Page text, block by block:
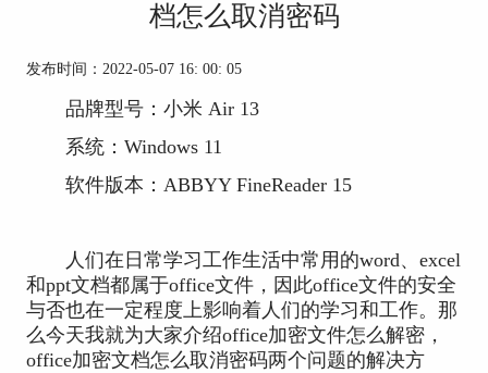
档怎么取消密码
发布时间：2022-05-07 16: 00: 05
品牌型号：小米 Air 13
系统：Windows 11
软件版本：ABBYY FineReader 15
人们在日常学习工作生活中常用的word、excel
和ppt文档都属于office文件，因此office文件的安全
与否也在一定程度上影响着人们的学习和工作。那
么今天我就为大家介绍office加密文件怎么解密，
office加密文档怎么取消密码两个问题的解决方